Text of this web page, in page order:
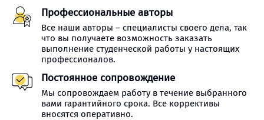
Профессиональные авторы
Все наши авторы – специалисты своего дела, так
что вы получаете возможность заказать
выполнение студенческой работы у настоящих
профессионалов.
Постоянное сопровождение
Мы сопровождаем работу в течение выбранного
вами гарантийного срока. Все коррективы
вносятся оперативно.